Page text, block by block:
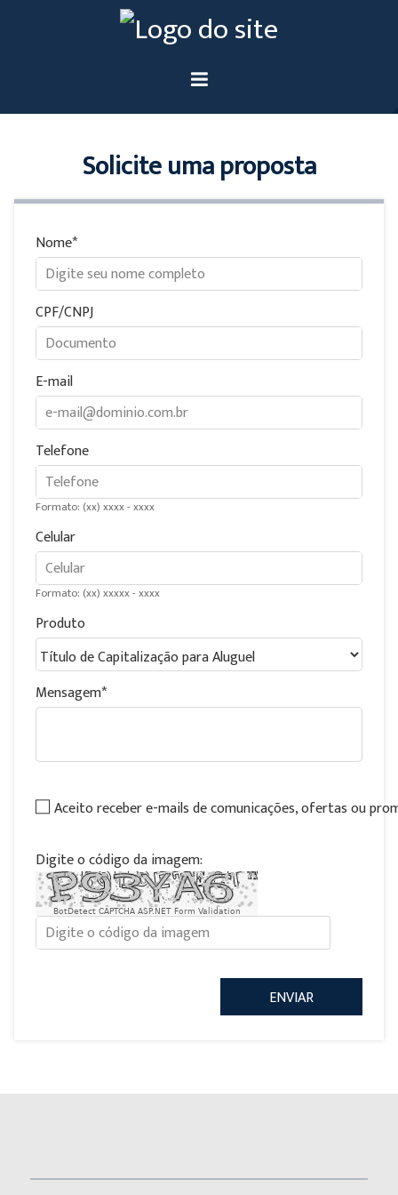
Solicite uma proposta
Nome
CPF/CNPJ
E-mail
Telefone
Formato: (xx) xxxx - xxxx
Celular
Formato: (xx) xxxxx - xxxx
Produto
Mensagem
Aceito receber e-mails de comunicações, ofertas ou
Digite o código da imagem:
BotDetect CAPTCHA ASP.NET Form Validation
ENVIAR